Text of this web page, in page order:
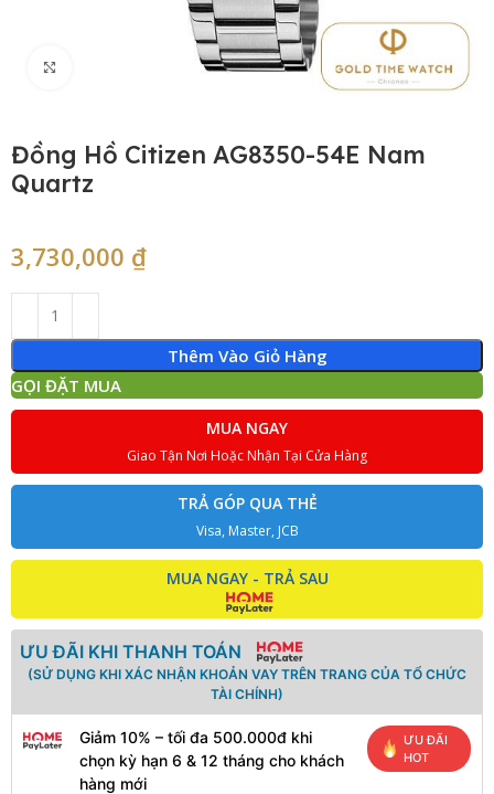
Đồng Hồ Citizen AG8350-54E Nam
Quartz
3,730,000 ₫
Thêm Vào Giỏ Hàng
GỌI ĐẶT MUA
MUA NGAY
Giao Tận Nơi Hoặc Nhận Tại Cửa Hàng
TRẢ GÓP QUA THẺ
Visa, Master, JCB
MUA NGAY - TRẢ SAU
ƯU ĐÃI KHI THANH TOÁN
(SỬ DỤNG KHI XÁC NHẬN KHOẢN VAY TRÊN TRANG CỦA TỔ CHỨC
TÀI CHÍNH)
Giảm 10% – tối đa 500.000đ khi
chọn kỳ hạn 6 & 12 tháng cho khách
hàng mới
ƯU ĐÃI
HOT